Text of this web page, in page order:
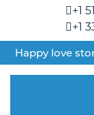
+1
+1
Happy love